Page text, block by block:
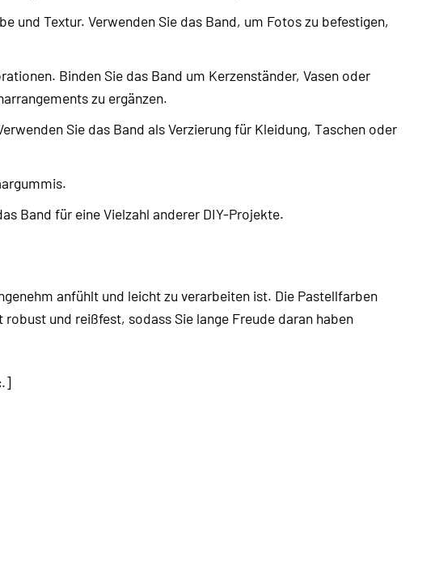
und Textur. Verwenden Sie das Band, um Fotos zu befestigen,
Binden Sie das Band um Kerzenständer, Vasen oder
zu ergänzen.
Sie das Band als Verzierung für Kleidung, Taschen oder
Band für eine Vielzahl anderer DIY-Projekte.
anfühlt und leicht zu verarbeiten ist. Die Pastellfarben
und reißfest, sodass Sie lange Freude daran haben